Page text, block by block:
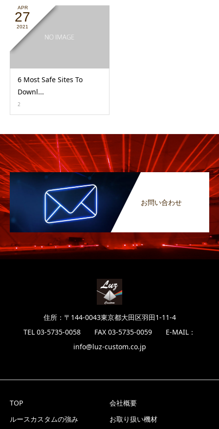
APR
27
2021
6 Most Safe Sites To
Downl...
2
お問い合わせ
住所：〒144-0043東京都大田区羽田1-11-4
TEL 03-5735-0058 FAX 03-5735-0059 E-MAIL：
info@luz-custom.co.jp
TOP
会社概要
ルースカスタムの強み
お取り扱い機材